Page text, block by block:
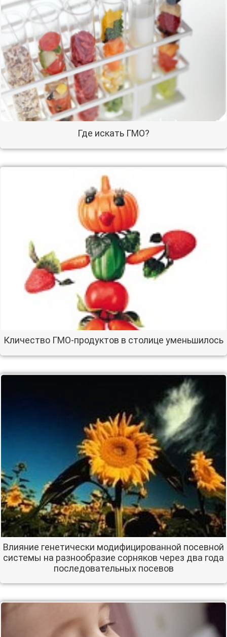
Где искать ГМО?
Кличество ГМО-продуктов в столице уменьшилось
Влияние генетически модифицированной посевной
системы на разнообразие сорняков через два года
последовательных посевов